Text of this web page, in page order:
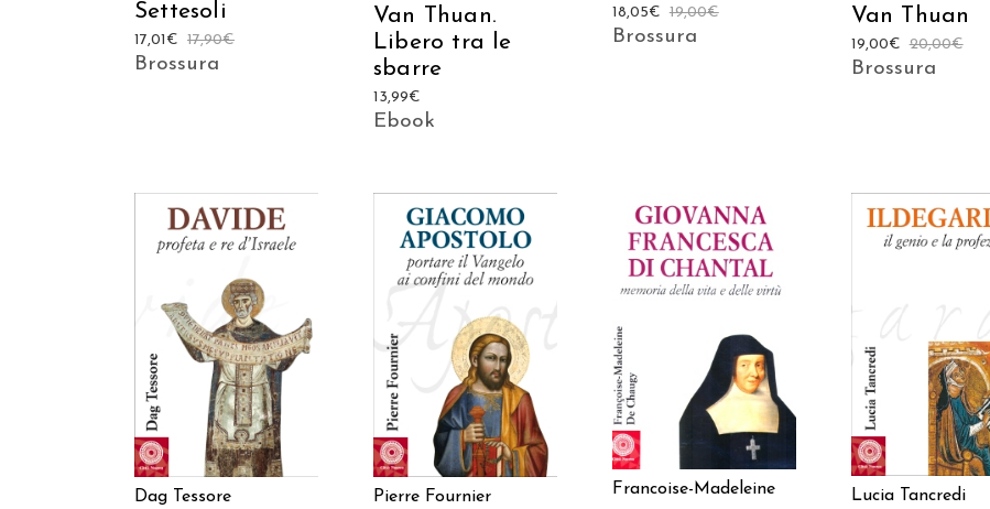
Settesoli
17,90€
17,01 €
Brossura
Van Thuan.
Libero tra le
sbarre
13,99€
Ebook
19,00€
18,05€
Brossura
Van Thuan
20,00€
19,00€
Brossura
AGGIUNGI AL CARRELLO
Dag Tessore
AGGIUNGI AL CARRELLO
Pierre Fournier
AGGIUNGI AL CARRELLO
Francoise-Madeleine
Lucia Tancredi